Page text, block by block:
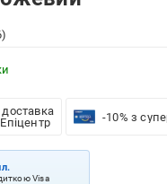
-10% з
Visa